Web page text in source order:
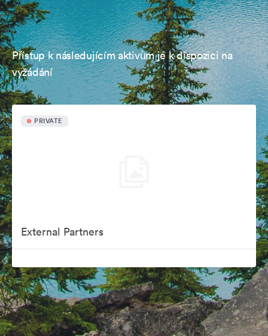
Přístup k následujícím aktivům je k dispozici na
vyžádání
PRIVATE
External Partners